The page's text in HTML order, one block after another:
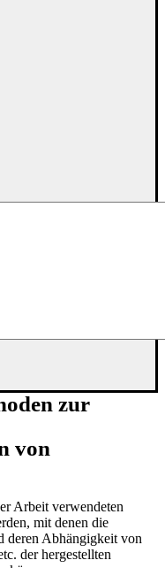
zur
von
Arbeit verwendeten
mit denen die
deren Abhängigkeit von
der hergestellten